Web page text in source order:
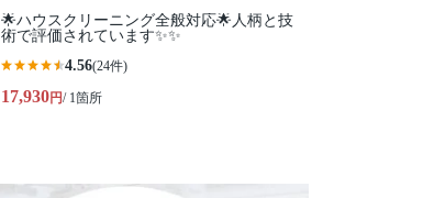
🌟ハウスクリーニング全般対応🌟人柄と技
術で評価されています✨✨
4.56(24件)
17,930円/ 1箇所